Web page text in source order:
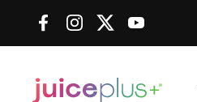
FacebookInstagram
TwitterYouTube